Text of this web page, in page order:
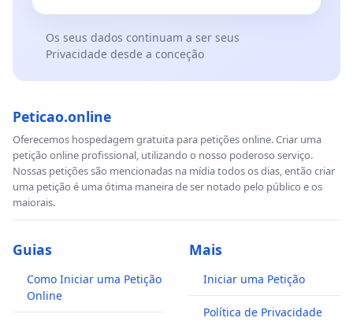
Os seus dados continuam a ser seus
Privacidade desde a conceção
Peticao.online
Oferecemos hospedagem gratuita para petições online. Criar uma
petição online profissional, utilizando o nosso poderoso serviço.
Nossas petições são mencionadas na mídia todos os dias, então criar
uma petição é uma ótima maneira de ser notado pelo público e os
maiorais.
Guias
Como Iniciar uma Petição
Online
Mais
Iniciar uma Petição
Política de Privacidade